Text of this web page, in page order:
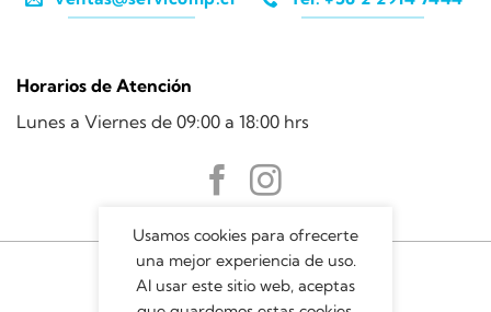
Horarios de Atención
Lunes a Viernes de 09:00 a 18:00 hrs
Usamos cookies para ofrecerte
una mejor experiencia de uso.
Al usar este sitio web, aceptas